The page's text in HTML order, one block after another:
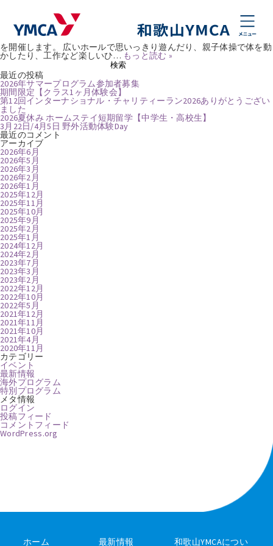
親子で楽しく遊ぼう！ 親子教室
2025年11月5日 natsumikobayashi
プリYキッズ お友達・親子で遊んだり、体を動かしたり、楽しくふれ
合いましょう！ 和歌山YMCAではお子様と保護者様のための親子教室
を開催します。 広いホールで思いっきり遊んだり、親子体操で体を動
かしたり、工作など楽しいひ… もっと読む »
検
索:
検索
最近の投稿
2026年サマープログラム参加者募集
期間限定【クラス1ヶ月体験会】
第12回インターナショナル・チャリティーラン2026ありがとうござい
ました
2026夏休み ホームステイ短期留学【中学生・高校生】
3月22日/4月5日 野外活動体験Day
最近のコメント
アーカイブ
2026年6月
2026年5月
2026年3月
2026年2月
2026年1月
2025年12月
2025年11月
2025年10月
2025年9月
2025年2月
2025年1月
2024年12月
2024年2月
2023年7月
2023年3月
2023年2月
2022年12月
2022年10月
2022年5月
2021年12月
2021年11月
2021年10月
2021年4月
2020年11月
カテゴリー
イベント
最新情報
海外プログラム
特別プログラム
メタ情報
ログイン
投稿フィード
コメントフィード
WordPress.org
ホーム 最新情報 和歌山YMCAについ